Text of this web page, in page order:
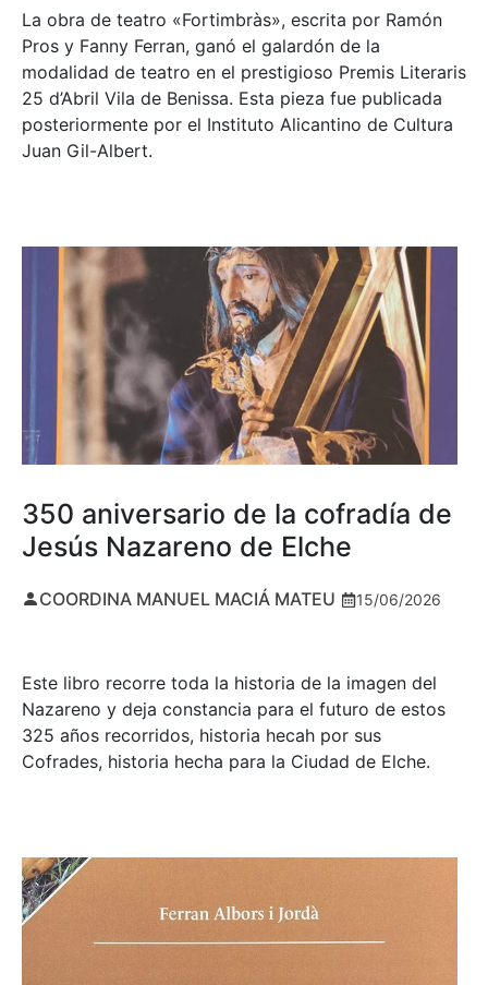
La obra de teatro «Fortimbràs», escrita por Ramón
Pros y Fanny Ferran, ganó el galardón de la
modalidad de teatro en el prestigioso Premis Literaris
25 d’Abril Vila de Benissa. Esta pieza fue publicada
posteriormente por el Instituto Alicantino de Cultura
Juan Gil-Albert.
350 aniversario de la cofradía de
Jesús Nazareno de Elche
COORDINA MANUEL MACIÁ MATEU 15/06/2026
Este libro recorre toda la historia de la imagen del
Nazareno y deja constancia para el futuro de estos
325 años recorridos, historia hecah por sus
Cofrades, historia hecha para la Ciudad de Elche.